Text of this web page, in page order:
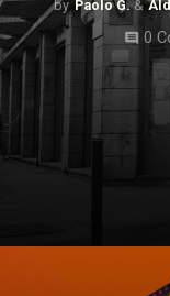
Paolo G.
comment 0